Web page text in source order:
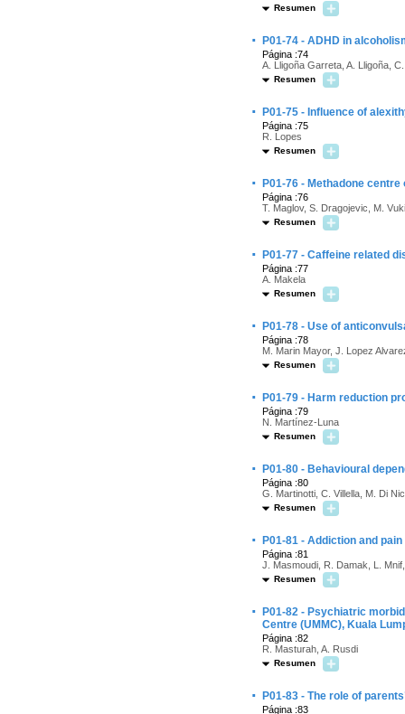
Resumen
· P01-74 - ADHD in
Página :74
A. Lligoña Garreta, A. Lligoña,
Resumen
· P01-75 - Influence of
Página :75
R. Lopes
Resumen
· P01-76 - Methadone
Página :76
T. Maglov, S. Dragojevic, M.
Resumen
· P01-77 - Caffeine related
Página :77
A. Makela
Resumen
· P01-78 - Use of
Página :78
M. Marin Mayor, J. Lopez
Resumen
· P01-79 - Harm reduction
Página :79
N. Martínez-Luna
Resumen
· P01-80 - Behavioural
Página :80
G. Martinotti, C. Villella, M. Di
Resumen
· P01-81 - Addiction and pain
Página :81
J. Masmoudi, R. Damak, L.
Resumen
·
P01-82 - Psychiatric
Centre (UMMC), Kuala
Página :82
R. Masturah, A. Rusdi
Resumen
· P01-83 - The role of
Página :83